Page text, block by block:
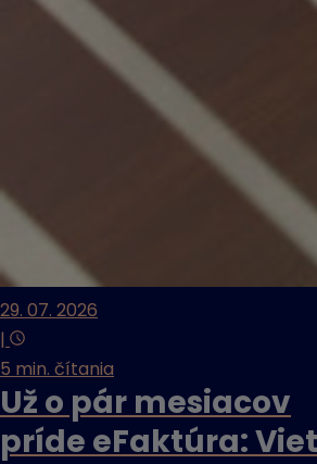
29. 07. 2026
|
5 min. čítania
Už o pár mesiacov
príde eFaktúra: